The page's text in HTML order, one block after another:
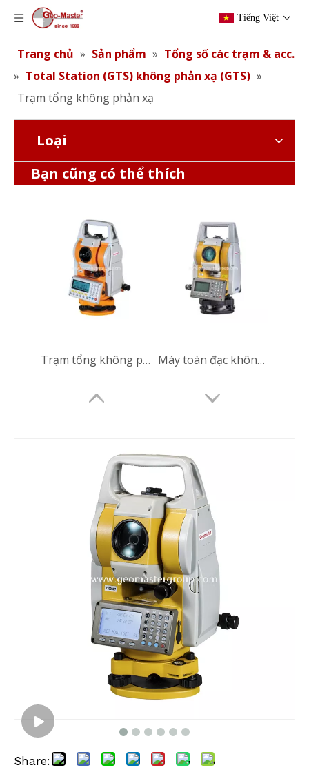
Tiếng Việt
Trang chủ » Sản phẩm » Tổng số các trạm & acc.
» Total Station (GTS) không phản xạ (GTS) »
Trạm tổng không phản xạ
Loại
Bạn cũng có thể thích
Trạm tổng không phản xạ Máy toàn đạc không phản quang
Trạm tổng không phản xạ
Share: